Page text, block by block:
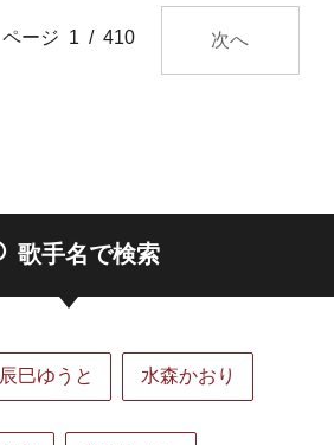
ページ 1 / 410 次へ
歌手名で検索
辰巳ゆうと 水森かおり